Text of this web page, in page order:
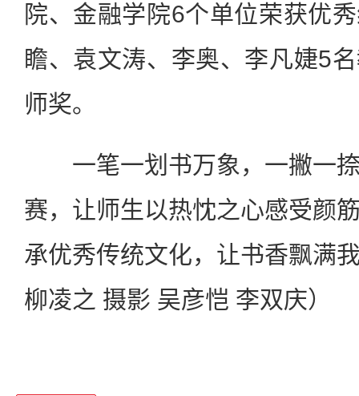
院、金融学院6个单位荣获优
瞻、袁文涛、李奥、李凡婕5
师奖。
一笔一划书万象，一撇一捺
赛，让师生以热忱之心感受颜
承优秀传统文化，让书香飘满
柳凌之 摄影 吴彦恺 李双庆）